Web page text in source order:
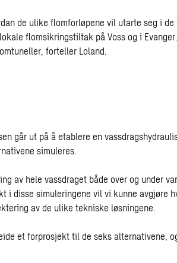
de ulike flomforløpene vil utarte seg i
flomsikringstiltak på Voss og i
forteller Loland.
går ut på å etablere en
simuleres.
av hele vassdraget både over og under
i disse simuleringene vil vi kunne avgjøre
av de ulike tekniske løsningene.
et forprosjekt til de seks alternativene,